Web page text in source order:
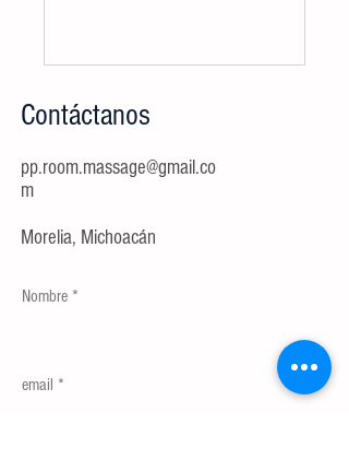
Contáctanos
pp.room.massage@gmail.co
m
Morelia, Michoacán
Nombre
email